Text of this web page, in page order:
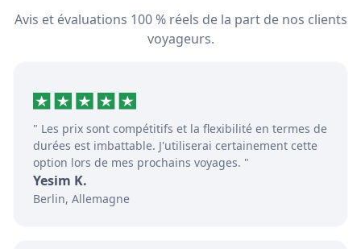
Avis et évaluations 100 % réels de la part de nos clients
voyageurs.
" Les prix sont compétitifs et la flexibilité en termes de
durées est imbattable. J'utiliserai certainement cette
option lors de mes prochains voyages. "
Yesim K.
Berlin, Allemagne